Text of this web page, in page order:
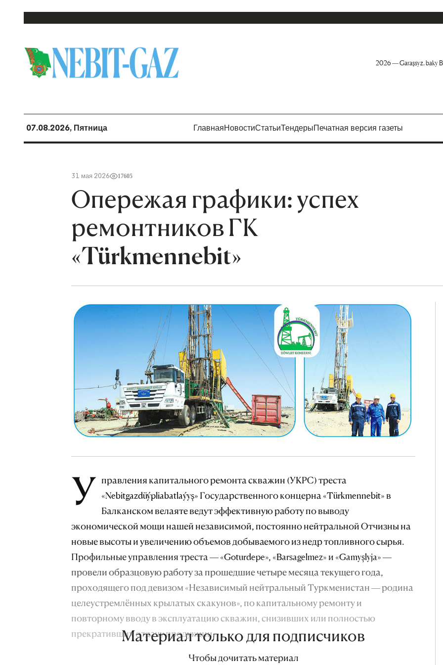
2026 — Garaşsyz, baky
07.08.2026, Пятница ГлавнаяНовостиСтатьиТендерыПечатная версия газеты
31 мая 2026 17605
Опережая графики: успех
ремонтников ГК
«Türkmennebit»
У правления капитального ремонта скважин (УКРС) треста
«Nebitgazdüýpliabatlaýyş» Государственного концерна «Türkmennebit» в
Балканском велаяте ведут эффективную работу по выводу
экономической мощи нашей независимой, постоянно нейтральной Отчизны на
новые высоты и увеличению объемов добываемого из недр топливного сырья.
Профильные управления треста — «Goturdepe», «Barsagelmez» и «Gamyşlyja» —
провели образцовую работу за прошедшие четыре месяца текущего года,
проходящего под девизом «Независимый нейтральный Туркменистан — родина
целеустремлённых крылатых скакунов», по капитальному ремонту и
повторному вводу в эксплуатацию скважин, снизивших или полностью
прекративших отдачу продукции.
За рассматриваемый период общий объем дополнительно добытого «черного
Материал только для подписчиков
Чтобы дочитать материал